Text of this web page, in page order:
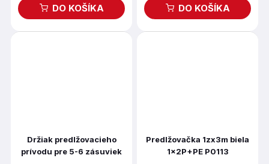
DO KOŠÍKA DO KOŠÍKA
Držiak predlžovacieho
prívodu pre 5-6 zásuviek
Predlžovačka 1zx3m biela
1x2P+PE P0113